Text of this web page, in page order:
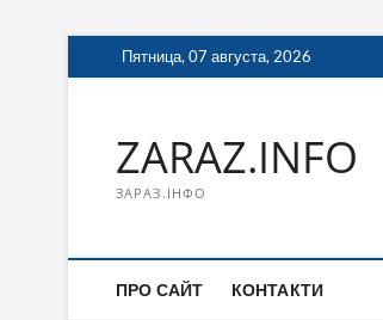
Перейти
к
Пятница, 07 августа, 2026
ZARAZ.INFO
ЗАРАЗ.ІНФО
ПРО САЙТ КОНТАКТИ